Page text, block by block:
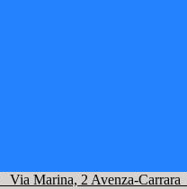
Via Marina, 2 Avenza-Carrara